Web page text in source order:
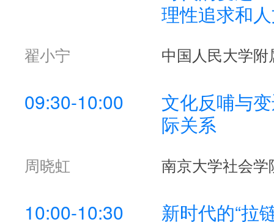
时代的变迁
理性追求和
翟小宁 中国人民大学
文化反哺与
际关系
周晓虹 南京大学社会学